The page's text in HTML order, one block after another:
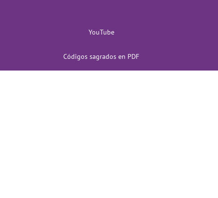
YouTube
Códigos sagrados en PDF